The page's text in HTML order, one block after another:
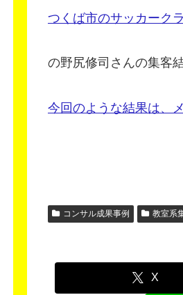
つくば市のサッカーク
の野尻修司さんの集客
今回のような結果は、
コンサル成果事例 教室系
X